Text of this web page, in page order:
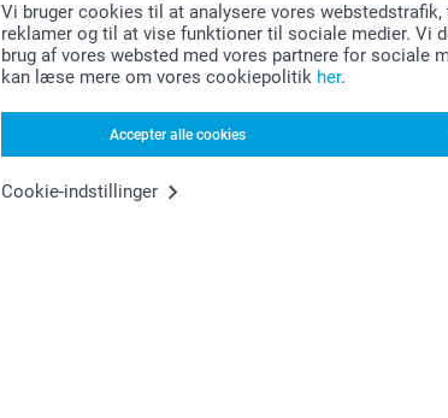
Vi bruger cookies til at analysere vores
reklamer og til at vise funktioner til sociale medier. Vi
brug af vores websted med vores partnere for sociale
kan læse mere om vores cookiepolitik her.
Accepter alle cookies
Cookie-indstillinger